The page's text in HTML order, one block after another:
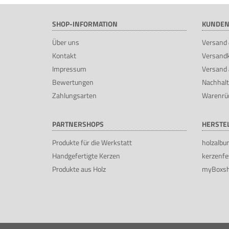
SHOP-INFORMATION
Über uns
Kontakt
Impressum
Bewertungen
Zahlungsarten
PARTNERSHOPS
Produkte für die Werkstatt
Handgefertigte Kerzen
Produkte aus Holz